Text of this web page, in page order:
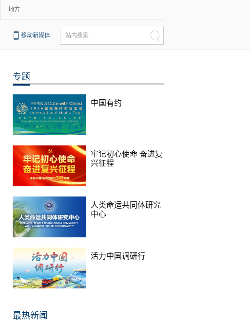
地方
移动新媒体 站内搜索
专题
中国有约
牢记初心使命 奋进复
兴征程
人类命运共同体研究
中心
活力中国调研行
最热新闻